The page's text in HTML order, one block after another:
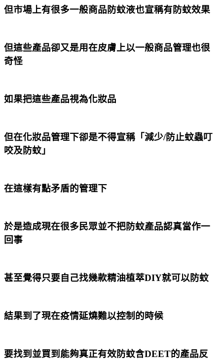
但市場上有很多一般商品防蚊液也宣稱有防蚊效果
但這些產品卻又是用在皮膚上以一般商品管理也很
奇怪
如果把這些產品視為化妝品
但在化妝品管理下卻是不得宣稱「減少/防止蚊蟲叮
咬及防蚊」
在這樣有點矛盾的管理下
於是造成現在很多民眾並不把防蚊產品認真當作一
回事
甚至覺得只要自己找幾款精油植萃DIY就可以防蚊
結果到了現在疫情延燒難以控制的時候
要找到並買到能夠真正有效防蚊含DEET的產品反